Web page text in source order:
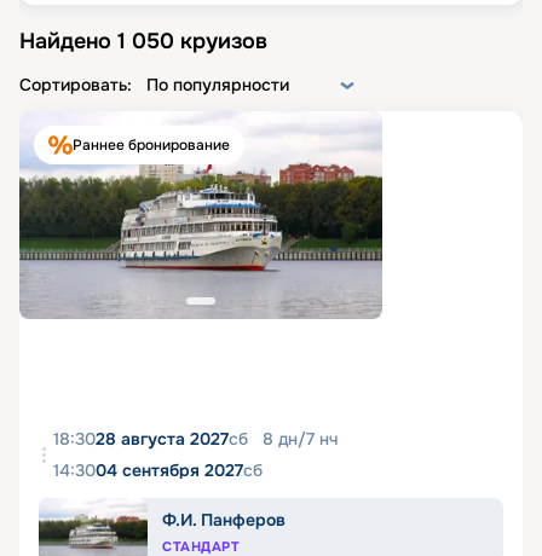
Найдено 1 050 круизов
Сортировать: По популярности
Раннее бронирование
18:3028 августа 2027сб 8 дн/7 нч
14:3004 сентября 2027сб
Ф.И. Панферов
СТАНДАРТ